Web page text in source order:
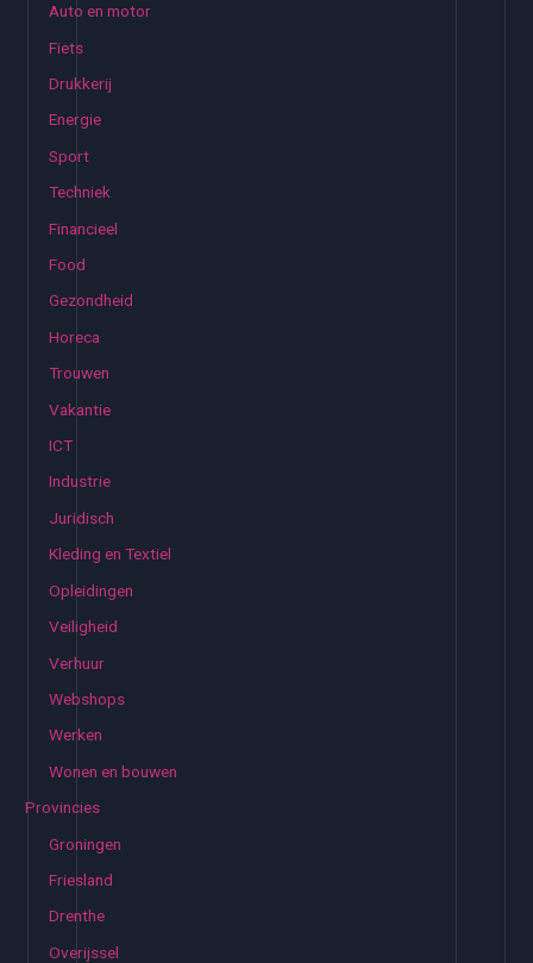
Auto en motor
Fiets
Drukkerij
Energie
Sport
Techniek
Financieel
Food
Gezondheid
Horeca
Trouwen
Vakantie
ICT
Industrie
Juridisch
Kleding en Textiel
Opleidingen
Veiligheid
Verhuur
Webshops
Werken
Wonen en bouwen
Provincies
Groningen
Friesland
Drenthe
Overijssel